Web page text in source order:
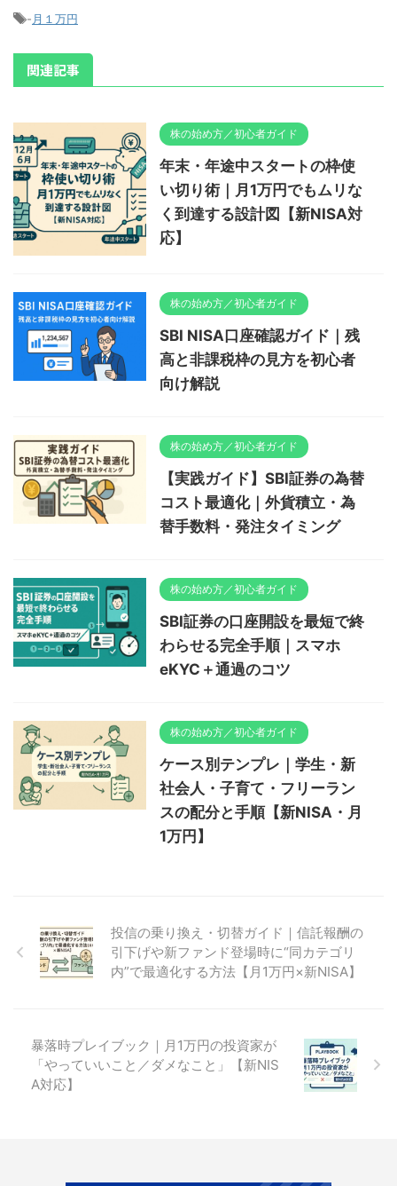
- 月１万円
関連記事
株の始め方／初心者ガイド
年末・年途中スタートの枠使
い切り術｜月1万円でもムリな
く到達する設計図【新NISA対
応】
株の始め方／初心者ガイド
SBI NISA口座確認ガイド｜残
高と非課税枠の見方を初心者
向け解説
株の始め方／初心者ガイド
【実践ガイド】SBI証券の為替
コスト最適化｜外貨積立・為
替手数料・発注タイミング
株の始め方／初心者ガイド
SBI証券の口座開設を最短で終
わらせる完全手順｜スマホ
eKYC＋通過のコツ
株の始め方／初心者ガイド
ケース別テンプレ｜学生・新
社会人・子育て・フリーラン
スの配分と手順【新NISA・月
1万円】
投信の乗り換え・切替ガイド｜信託報酬の
引下げや新ファンド登場時に“同カテゴリ
内”で最適化する方法【月1万円×新NISA】
暴落時プレイブック｜月1万円の投資家が
「やっていいこと／ダメなこと」【新NIS
A対応】